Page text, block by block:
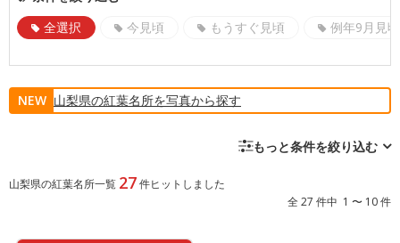
全選択
今見頃 もうすぐ見頃 例年9月見頃
NEW 山梨県の紅葉名所を写真から探す
もっと条件を絞り込む
山梨県の紅葉名所一覧 27件ヒットしました
全 27 件中 1 〜 10 件